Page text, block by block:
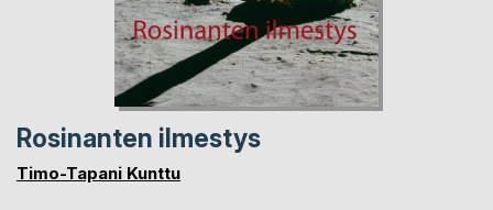
Rosinanten ilmestys
Timo-Tapani Kunttu